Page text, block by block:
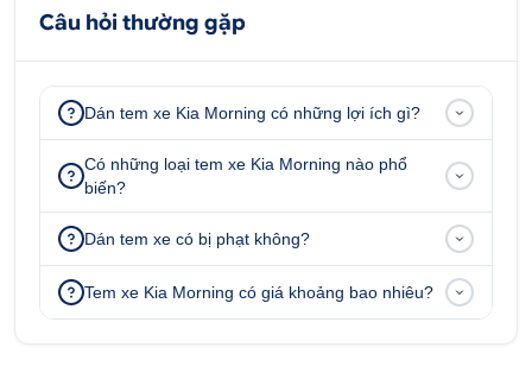
Câu hỏi thường gặp
Dán tem xe Kia Morning có những lợi ích gì?
Có những loại tem xe Kia Morning nào phổ
biến?
Dán tem xe có bị phạt không?
Tem xe Kia Morning có giá khoảng bao nhiêu?